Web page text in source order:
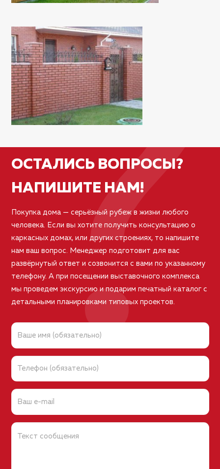
?
ОСТАЛИСЬ ВОПРОСЫ?
НАПИШИТЕ НАМ!
Покупка дома — серьёзный рубеж в жизни любого
человека. Если вы хотите получить консультацию о
каркасных домах, или других строениях, то напишите
нам ваш вопрос. Менеджер подготовит для вас
развёрнутый ответ и созвонится с вами по указанному
телефону. А при посещении выставочного комплекса
мы проведем экскурсию и подарим печатный каталог с
детальными планировками типовых проектов.